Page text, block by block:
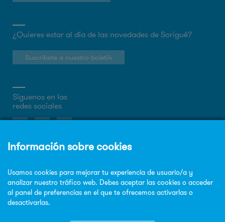
¿Quieres estar al día de las novedades de Sorigué?
Suscríbete a nuestro boletín
Síguenos en las
redes sociales
Sobre la web
Política de privacidad
Política de cookies